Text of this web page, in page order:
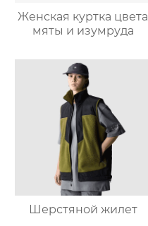
Женская куртка цвета
мяты и изумруда
Шерстяной жилет